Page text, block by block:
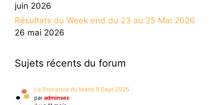
juin 2026
Résultats du Week end du 23 au 25 Mai 2026
26 mai 2026
Sujets récents du forum
La Provence du Mardi 9 Sept 2025
par adminsec